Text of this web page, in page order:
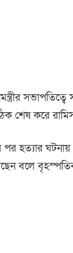
শেষ করে
পর হত্যার
বলে